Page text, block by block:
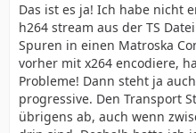
Das ist es ja! Ich habe nicht
h264 stream aus der TS
Spuren in einen Matroska
vorher mit x264 encodiere,
Probleme! Dann steht ja
progressive. Den Transport
übrigens ab, auch wenn